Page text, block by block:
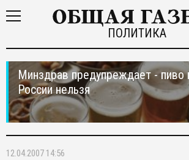
ПОЛИТИКА
Минздрав предупреждает - пиво
России нельзя
12.04.2007 14:56